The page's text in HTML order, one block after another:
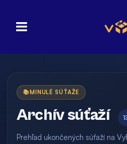
📚 MINULÉ SÚŤAŽE
Archív súťaží
Prehľad ukončených súťaží na